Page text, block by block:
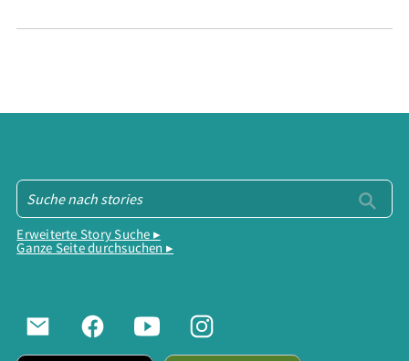
Erweiterte Story Suche ▸
Ganze Seite durchsuchen ▸